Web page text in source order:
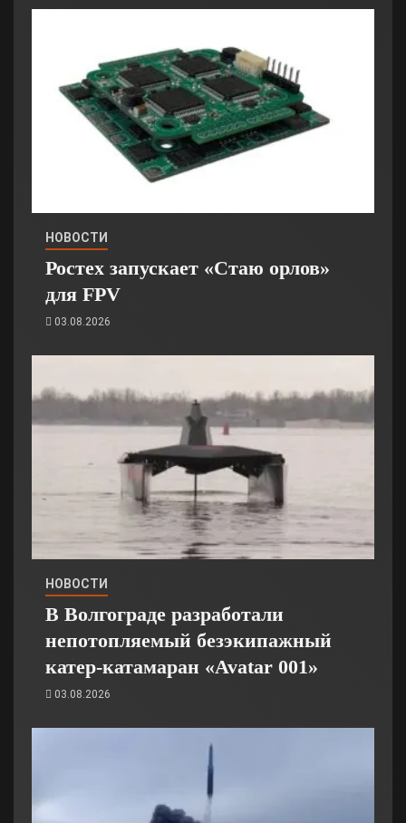
НОВОСТИ
Ростех запускает «Стаю орлов»
для FPV
03.08.2026
НОВОСТИ
В Волгограде разработали
непотопляемый безэкипажный
катер-катамаран «Avatar 001»
03.08.2026